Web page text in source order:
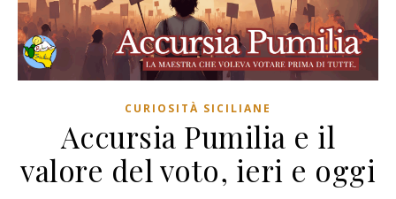
CURIOSITÀ SICILIANE
Accursia Pumilia e il
valore del voto, ieri e oggi